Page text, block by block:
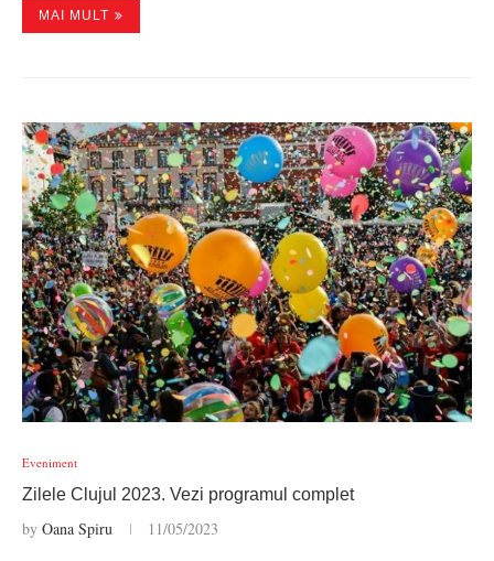
MAI MULT
Eveniment
Zilele Clujul 2023. Vezi programul complet
by Oana Spiru 11/05/2023